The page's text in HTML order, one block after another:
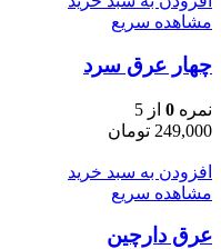
مشاهده سریع
چهار عرق سرد
نمره 0 از 5
249,000 تومان
افزودن به سبد خرید
مشاهده سریع
عرق دارچین